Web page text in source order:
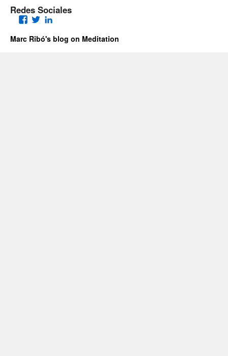
Redes Sociales
Facebook
Twitter
Marc Ribó's blog on Meditation